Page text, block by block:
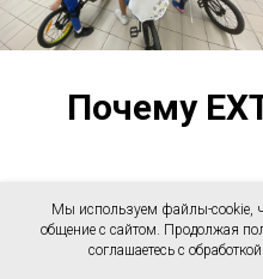
Мы используем файлы-cookie,
общение с сайтом. Продолжая
соглашаетесь с
Почему
Наши
востребованный и